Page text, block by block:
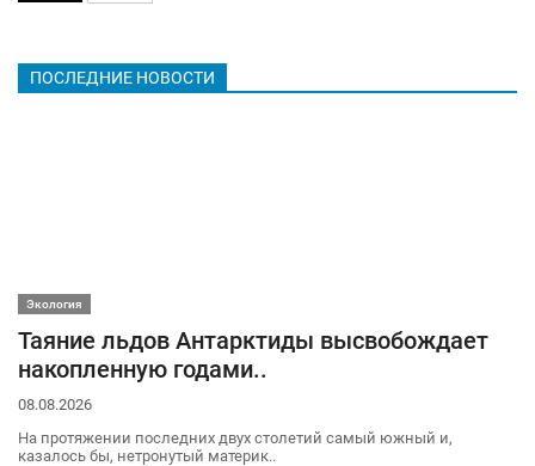
ПОСЛЕДНИЕ НОВОСТИ
Экология
Таяние льдов Антарктиды высвобождает
накопленную годами..
08.08.2026
На протяжении последних двух столетий самый южный и,
казалось бы, нетронутый материк..